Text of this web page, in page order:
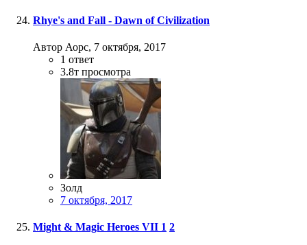
Rhye's and Fall - Dawn of Civilization
Автор Аорс, 7 октября, 2017
1 ответ
3.8т просмотра
Золд
7 октября, 2017
Might & Magic Heroes VII 1 2